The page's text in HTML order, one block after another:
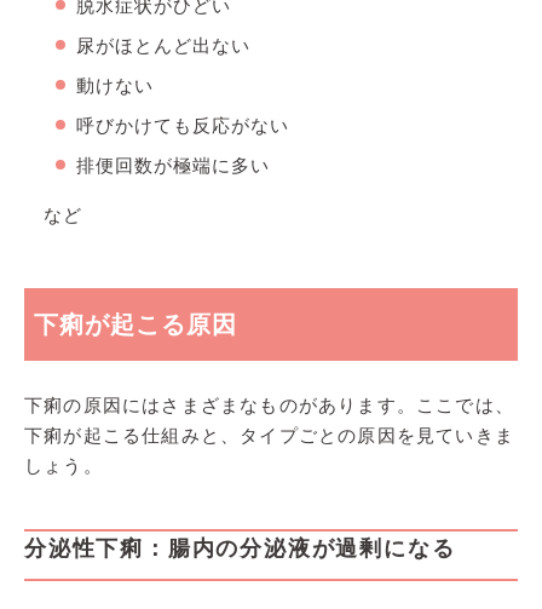
脱水症状がひどい
尿がほとんど出ない
動けない
呼びかけても反応がない
排便回数が極端に多い
など
下痢が起こる原因
下痢の原因にはさまざまなものがあります。ここでは、
下痢が起こる仕組みと、タイプごとの原因を見ていきま
しょう。
分泌性下痢：腸内の分泌液が過剰になる